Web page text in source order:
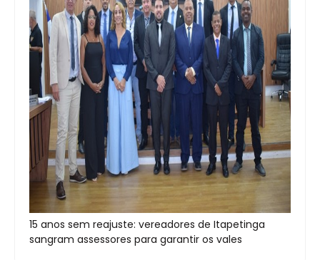
15 anos sem reajuste: vereadores de Itapetinga
sangram assessores para garantir os vales